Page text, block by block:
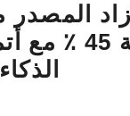
المصدر
بنسبة 45